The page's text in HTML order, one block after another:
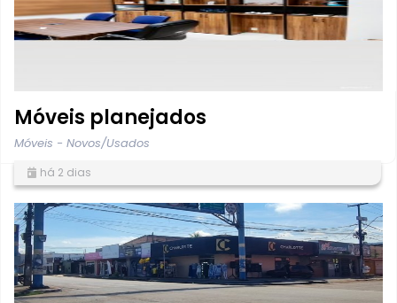
Móveis planejados
Móveis - Novos/Usados
há 2 dias